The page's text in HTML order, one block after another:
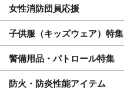
女性消防団員応援
子供服（キッズウェア）特集
警備用品・パトロール特集
防火・防炎性能アイテム